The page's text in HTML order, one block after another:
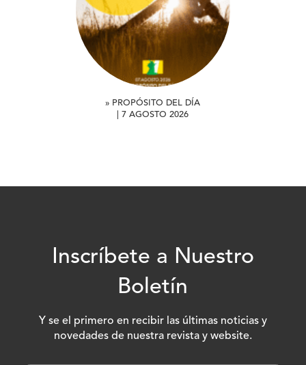
» PROPÓSITO DEL DÍA
| 7 AGOSTO 2026
Inscríbete a Nuestro
Boletín
Y se el primero en recibir las últimas noticias y
novedades de nuestra revista y website.